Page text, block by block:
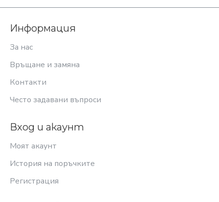
Информация
За нас
Връщане и замяна
Контакти
Често задавани въпроси
Вход и акаунт
Моят акаунт
История на поръчките
Регистрация